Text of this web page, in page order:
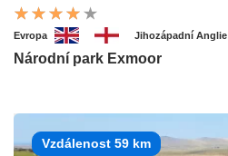
Evropa Jihozápadní Anglie
Národní park Exmoor
Vzdálenost 59 km